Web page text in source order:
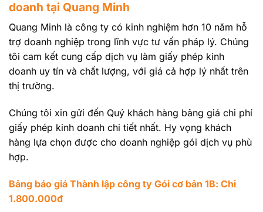
doanh tại Quang Minh
Quang Minh là công ty có kinh nghiệm hơn 10 năm hỗ
trợ doanh nghiệp trong lĩnh vực tư vấn pháp lý. Chúng
tôi cam kết cung cấp dịch vụ làm giấy phép kinh
doanh uy tín và chất lượng, với giá cả hợp lý nhất trên
thị trường.
Chúng tôi xin gửi đến Quý khách hàng bảng giá chi phí
giấy phép kinh doanh chi tiết nhất. Hy vọng khách
hàng lựa chọn được cho doanh nghiệp gói dịch vụ phù
hợp.
Bảng báo giá Thành lập công ty Gói cơ bản 1B: Chỉ
1.800.000đ